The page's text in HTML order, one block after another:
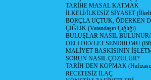
TARİHE MASAL KATMAK
İLKELİ/İLKESİZ SİYASET
BORÇLA UÇTUK, ÖDERKEN
ÇIĞLIK (Vatandaşın Çığlığı)
BULUŞLAR NASIL
DELİ DEVLET SENDROMU
MALİYET BASKISININ
SORUN NASIL ÇÖZÜLÜR?
TARİH DEN KOPMAK
RECETESİZ İLAÇ